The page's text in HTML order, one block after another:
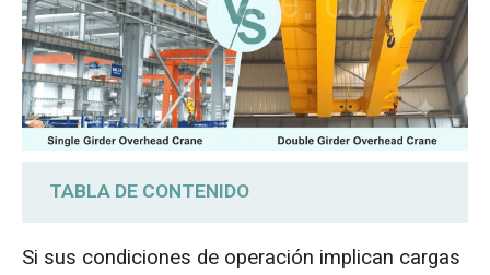
TABLA DE CONTENIDO
La diferencia real en la carga sobre las
Si sus condiciones de operación implican cargas